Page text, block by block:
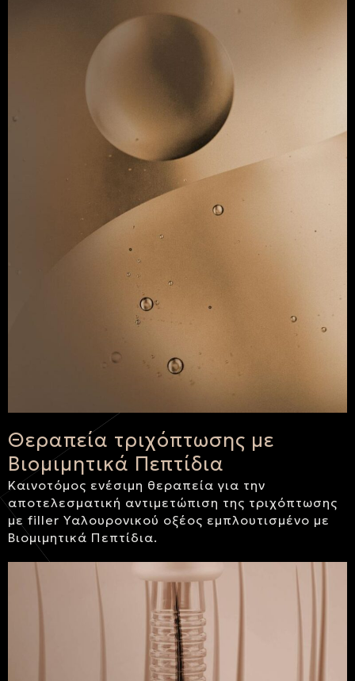
Θεραπεία τριχόπτωσης με
Βιομιμητικά Πεπτίδια
Καινοτόμος ενέσιμη θεραπεία για την
αποτελεσματική αντιμετώπιση της τριχόπτωσης
με filler Υαλουρονικού οξέος εμπλουτισμένο με
Βιομιμητικά Πεπτίδια.